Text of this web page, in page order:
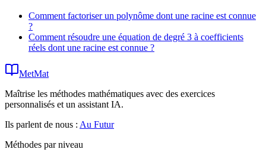
Comment factoriser un polynôme dont une racine est connue
?
Comment résoudre une équation de degré 3 à coefficients
réels dont une racine est connue ?
MetMat
Maîtrise les méthodes mathématiques avec des exercices
personnalisés et un assistant IA.
Ils parlent de nous : Au Futur
Méthodes par niveau